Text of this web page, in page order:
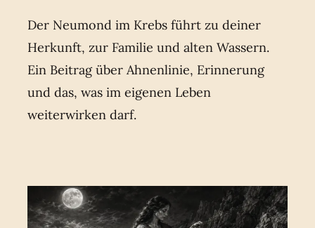
Der Neumond im Krebs führt zu deiner
Herkunft, zur Familie und alten Wassern.
Ein Beitrag über Ahnenlinie, Erinnerung
und das, was im eigenen Leben
weiterwirken darf.